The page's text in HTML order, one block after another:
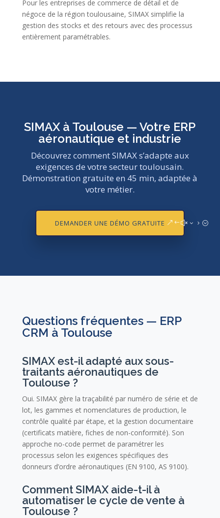
Pour les entreprises de commerce de détail et de
négoce de la région toulousaine, SIMAX simplifie la
gestion des stocks et des retours avec des processus
entièrement paramétrables.
SIMAX à Toulouse — Votre ERP
aéronautique et industrie
Découvrez comment SIMAX s’adapte aux
exigences de votre secteur toulousain.
Démonstration gratuite en 45 min, adaptée à
votre métier.
DEMANDER UNE DÉMO GRATUITE
Questions fréquentes — ERP
CRM à Toulouse
SIMAX est-il adapté aux sous-
traitants aéronautiques de
Toulouse ?
Oui. SIMAX gère la traçabilité par numéro de série et de
lot, les gammes et nomenclatures de production, le
contrôle qualité par étape, et la gestion documentaire
(certificats matière, fiches de non-conformité). Son
approche no-code permet de paramétrer les
processus selon les exigences spécifiques des
donneurs d’ordre aéronautiques (EN 9100, AS 9100).
Comment SIMAX aide-t-il à
automatiser le cycle de vente à
Toulouse ?